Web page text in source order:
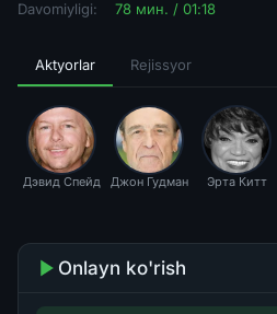
Davomiyligi: 78 мин. / 01:18
Aktyorlar Rejissyor
Дэвид Спейд Джон Гудман Эрта Китт
Onlayn ko'rish